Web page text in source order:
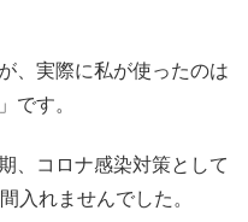
、実際に私が使ったのは
」です。
、コロナ感染対策として
入れませんでした。